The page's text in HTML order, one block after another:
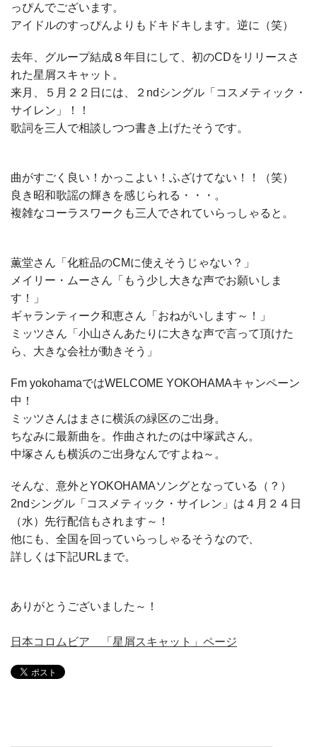
っぴんでございます。
アイドルのすっぴんよりもドキドキします。逆に（笑）
去年、グループ結成８年目にして、初のCDをリリースさ
れた星屑スキャット。
来月、５月２２日には、２ndシングル「コスメティック・
サイレン」！！
歌詞を三人で相談しつつ書き上げたそうです。
曲がすごく良い！かっこよい！ふざけてない！！（笑）
良き昭和歌謡の輝きを感じられる・・・。
複雑なコーラスワークも三人でされていらっしゃると。
薫堂さん「化粧品のCMに使えそうじゃない？」
メイリー・ムーさん「もう少し大きな声でお願いしま
す！」
ギャランティーク和恵さん「おねがいします～！」
ミッツさん「小山さんあたりに大きな声で言って頂けた
ら、大きな会社が動きそう」
Fm yokohamaではWELCOME YOKOHAMAキャンペーン
中！
ミッツさんはまさに横浜の緑区のご出身。
ちなみに最新曲を。作曲されたのは中塚武さん。
中塚さんも横浜のご出身なんですよね～。
そんな、意外とYOKOHAMAソングとなっている（？）
2ndシングル「コスメティック・サイレン」は４月２４日
（水）先行配信もされます～！
他にも、全国を回っていらっしゃるそうなので、
詳しくは下記URLまで。
ありがとうございました～！
日本コロムビア 「星屑スキャット」ページ